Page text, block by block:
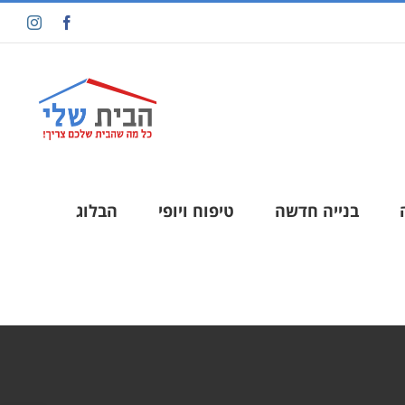
בנייה חדשה טיפוח ויופי הבלוג